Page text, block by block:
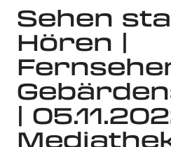
Sehen
Hören |
|